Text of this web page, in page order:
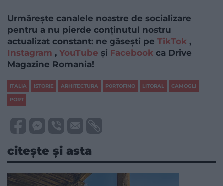
Urmărește canalele noastre de socializare
pentru a nu pierde conținutul nostru
actualizat constant: ne găsești pe TikTok ,
Instagram , YouTube și Facebook ca Drive
Magazine Romania!
ITALIA ISTORIE ARHITECTURA PORTOFINO LITORAL CAMOGLI
PORT
citește și asta